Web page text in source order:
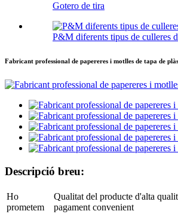
Gotero de tira
P&M diferents tipus de culleres
Fabricant professional de papereres i motlles de tapa de
Descripció breu:
Ho
prometem
Qualitat del producte d'alta
pagament convenient